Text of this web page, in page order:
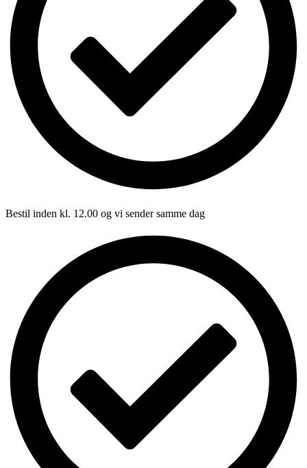
Bestil inden kl. 12.00 og vi sender samme dag